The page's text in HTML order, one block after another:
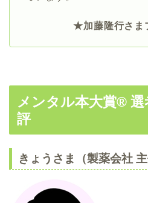
★加藤隆行さま
メンタル本大賞®
評
きょうさま（製薬会社 主